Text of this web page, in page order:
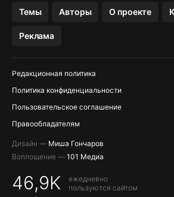
Темы Авторы О проекте
Реклама
Редакционная политика
Политика конфиденциальности
Пользовательское соглашение
Правообладателям
Дизайн — Миша Гончаров
Воплощение — 101 Медиа
46,9K
ежедневно
пользуются сайтом